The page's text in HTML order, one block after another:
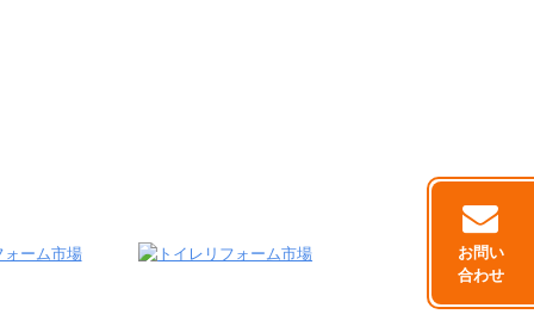
お問い
合わせ